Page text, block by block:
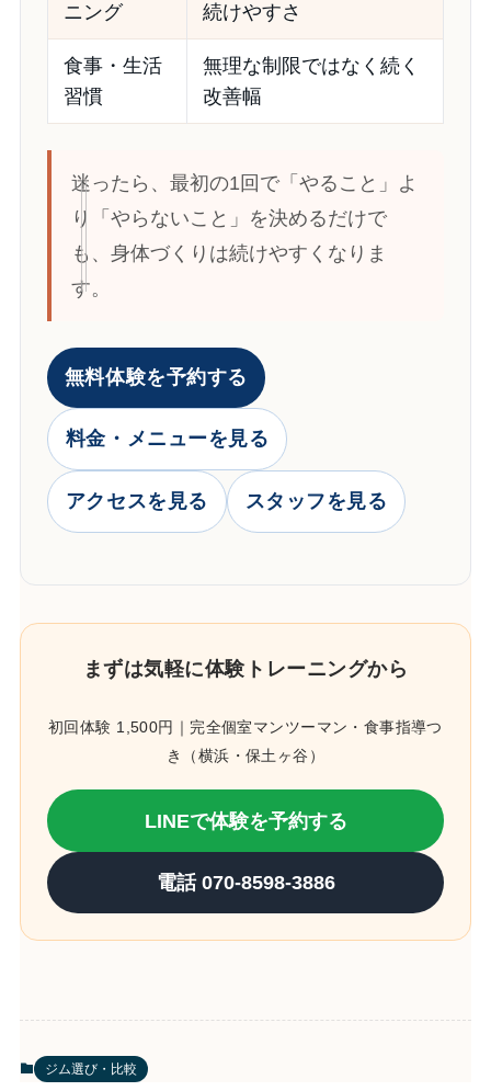
ニング
続けやすさ
食事・生活
習慣
無理な制限ではなく続く
改善幅
迷ったら、最初の1回で「やること」よ
り「やらないこと」を決めるだけで
も、身体づくりは続けやすくなりま
す。
無料体験を予約する
料金・メニューを見る
アクセスを見る スタッフを見る
まずは気軽に体験トレーニングから
初回体験 1,500円｜完全個室マンツーマン・食事指導つ
き（横浜・保土ヶ谷）
LINEで体験を予約する
電話 070-8598-3886
ジム選び・比較